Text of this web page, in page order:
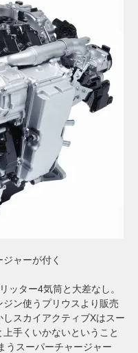
ャーが付く
ッター4気筒と大差なし。
ン使うプリウスより販売
スカイアクティブXはスー
手くいかないということ
うスーパーチャージャー